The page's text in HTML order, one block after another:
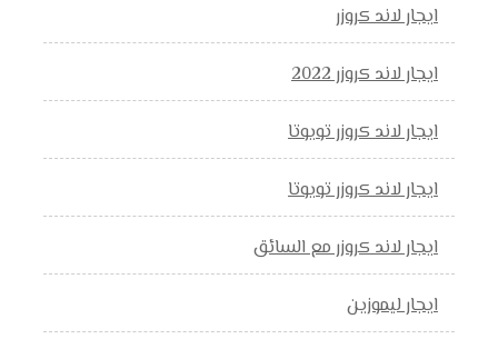
ايجار لاند كروزر
ايجار لاند كروزر 2022
ايجار لاند كروزر تويوتا
ايجار لاند كروزر تويوتا
ايجار لاند كروزر مع السائق
ايجار ليموزين